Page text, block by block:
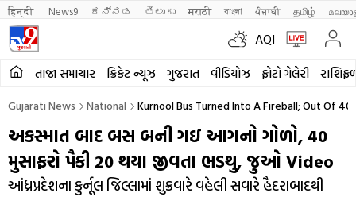
हिन्दी News9 ಕನ್ನಡ తెలుగు मराठी বাংলা ਪੰਜਾਬੀ தமிழ்
AQI
તાજા સમાચાર ક્રિકેટ ન્યૂઝ ગુજરાત વીડિયોઝ ફોટો ગેલેરી
Gujarati News National Kurnool Bus Turned Into A Fireball; Out Of
અકસ્માત બાદ બસ બની ગઇ આગનો ગોળો, 40
મુસાફરો પૈકી 20 થયા જીવતા ભડથુ, જુઓ Video
આંધ્રપ્રદેશના કુર્નૂલ જિલ્લામાં શુક્રવારે વહેલી સવારે હૈદરાબાદથી